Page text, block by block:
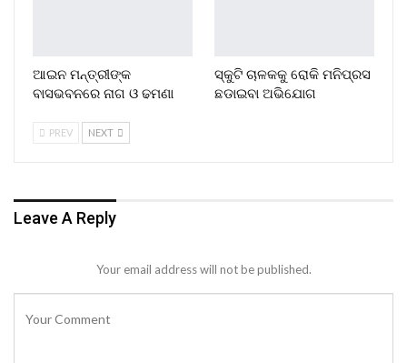
ଆଇନ ମନ୍ତ୍ରୀଙ୍କ
ବାସଭବନରେ ନାଗ ଓ ଢମଣା
ସ୍କୁଟି ଚାଳକକୁ ରୋକି ମନିପ୍ରସ
ଛଡାଇବା ଅଭିଯୋଗ
PREV NEXT
Leave A Reply
Your email address will not be published.